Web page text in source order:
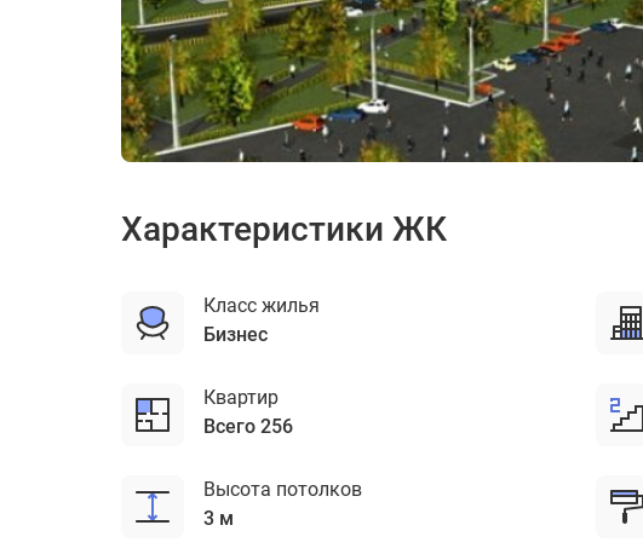
Характеристики ЖК
Класс жилья
бизнес
Квартир
Всего 256
Высота потолков
3 м